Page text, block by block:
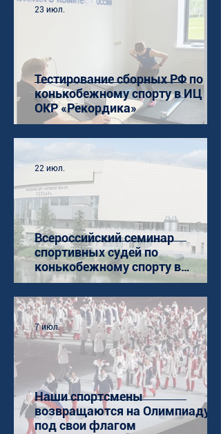
Тестирование сборных РФ по
конькобежному спорту в ИЦ
ОКР «Рекордика»
23 июл.
Всероссийский семинар
спортивных судей по
конькобежному спорту в
Коломне
22 июл.
Наши спортсмены
возвращаются на Олимпиаду
под свои флагом
7 июл.